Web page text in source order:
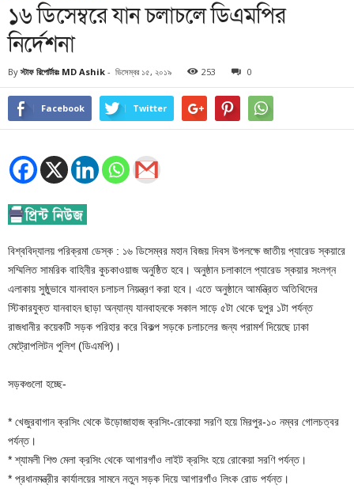
১৬ ডিসেম্বরে যান চলাচলে ডিএমপির
নির্দেশনা
By স্টাফ রিপোর্টারঃ MD Ashik - ডিসেম্বর ১৫, ২০১৯ 253 0
Facebook Twitter
বিশ্ববিদ্যালয় পরিক্রমা ডেস্ক : ১৬ ডিসেম্বর মহান বিজয় দিবস উপলক্ষে জাতীয় প্যারেড স্কয়ারে
সম্মিলিত সামরিক বাহিনীর কুচকাওয়াজ অনুষ্ঠিত হবে। অনুষ্ঠান চলাকালে প্যারেড স্কয়ার সংলগ্ন
এলাকায় সুষ্ঠুভাবে যানবাহন চলাচল নিয়ন্ত্রণ করা হবে। এতে অনুষ্ঠানে আমন্ত্রিত অতিথিদের
স্টিকারযুক্ত যানবাহন ছাড়া অন্যান্য যানবাহনকে সকাল সাড়ে ৫টা থেকে দুপুর ১টা পর্যন্ত
রাজধানীর কয়েকটি সড়ক পরিহার করে বিকল্প সড়কে চলাচলের জন্য পরামর্শ দিয়েছে ঢাকা
মেট্রোপলিটন পুলিশ (ডিএমপি)।
সড়কগুলো হচ্ছে-
* খেজুরবাগান ক্রসিং থেকে উড়োজাহাজ ক্রসিং-রোকেয়া সরণি হয়ে মিরপুর-১০ নম্বর গোলচত্বর
পর্যন্ত।
* শ্যামলী শিশু মেলা ক্রসিং থেকে আগারগাঁও লাইট ক্রসিং হয়ে রোকেয়া সরণি পর্যন্ত।
* প্রধানমন্ত্রীর কার্যালয়ের সামনে নতুন সড়ক দিয়ে আগারগাঁও লিংক রোড পর্যন্ত।